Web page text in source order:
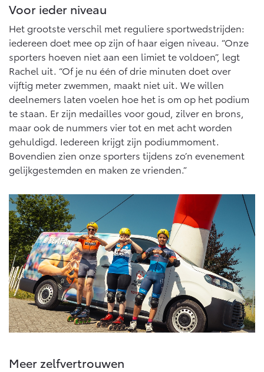
Vanaf € 76.695,- Vanaf € 27.945,-
Proace (excl. BTW)
OOK ALS BATTERIJ-
ELEKTRISCH
Vanaf € 37.500,-
Proace Verso
BATTERIJ-ELEKTRISCH
Vanaf € 55.950,-
Proace Max (excl. BTW)
OOK ALS BATTERIJ-
ELEKTRISCH
Hilux (excl. BTW)
OOK ALS BATTERIJ-
ELEKTRISCH
Voor ieder niveau
Het grootste verschil met reguliere sportwedstrijden:
iedereen doet mee op zijn of haar eigen niveau. “Onze
sporters hoeven niet aan een limiet te voldoen”, legt
Rachel uit. “Of je nu één of drie minuten doet over
vijftig meter zwemmen, maakt niet uit. We willen
deelnemers laten voelen hoe het is om op het podium
te staan. Er zijn medailles voor goud, zilver en brons,
maar ook de nummers vier tot en met acht worden
gehuldigd. Iedereen krijgt zijn podiummoment.
Bovendien zien onze sporters tijdens zo’n evenement
gelijkgestemden en maken ze vrienden.”
Meer zelfvertrouwen